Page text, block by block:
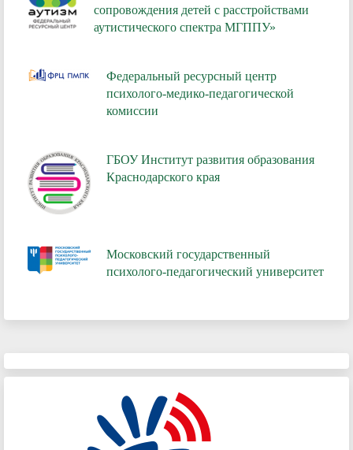
сопровождения детей с расстройствами
аутистического спектра МГППУ»
Федеральный ресурсный центр
психолого-медико-педагогической
комиссии
ГБОУ Институт развития образования
Краснодарского края
Московский государственный
психолого-педагогический университет